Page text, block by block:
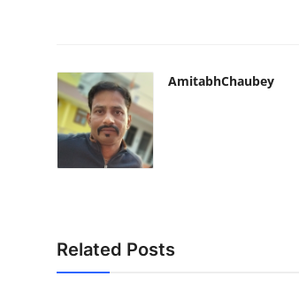
AmitabhChaubey
Related Posts